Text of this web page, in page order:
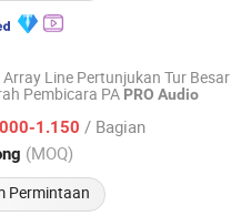
Line Pertunjukan Tur Besar
Pembicara PA PRO Audio
1.150 / Bagian
(MOQ)
Permintaan
Technology Co., Ltd
Harga mulai 2018